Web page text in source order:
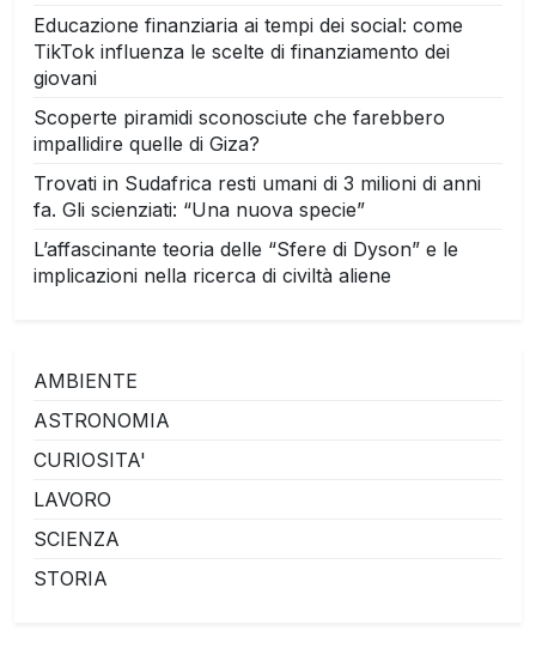
Educazione finanziaria ai tempi dei social: come
TikTok influenza le scelte di finanziamento dei
giovani
Scoperte piramidi sconosciute che farebbero
impallidire quelle di Giza?
Trovati in Sudafrica resti umani di 3 milioni di anni
fa. Gli scienziati: “Una nuova specie”
L’affascinante teoria delle “Sfere di Dyson” e le
implicazioni nella ricerca di civiltà aliene
AMBIENTE
ASTRONOMIA
CURIOSITA'
LAVORO
SCIENZA
STORIA